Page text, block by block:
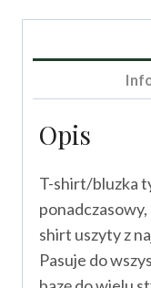
II
Opis
T-shirt/bluzka
shirt uszyty z
Pasuje do